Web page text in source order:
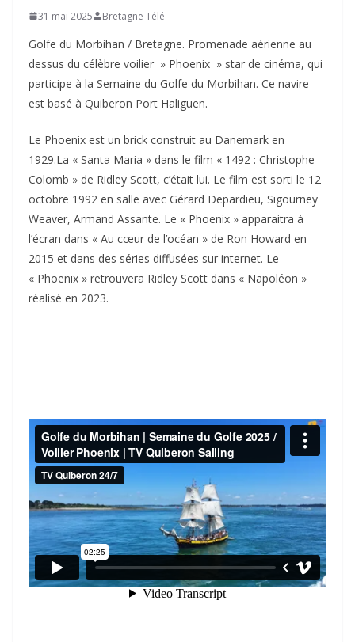
31 mai 2025 Bretagne Télé
Golfe du Morbihan / Bretagne. Promenade aérienne au
dessus du célèbre voilier » Phoenix » star de cinéma, qui
participe à la Semaine du Golfe du Morbihan. Ce navire
est basé à Quiberon Port Haliguen.
Le Phoenix est un brick construit au Danemark en
1929.La « Santa Maria » dans le film « 1492 : Christophe
Colomb » de Ridley Scott, c’était lui. Le film est sorti le 12
octobre 1992 en salle avec Gérard Depardieu, Sigourney
Weaver, Armand Assante. Le « Phoenix » apparaitra à
l’écran dans « Au cœur de l’océan » de Ron Howard en
2015 et dans des séries diffusées sur internet. Le
« Phoenix » retrouvera Ridley Scott dans « Napoléon »
réalisé en 2023.